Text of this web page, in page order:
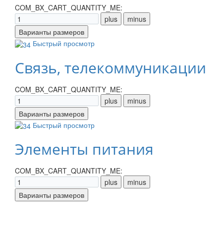
COM_BX_CART_QUANTITY_ME:
Быстрый просмотр
Связь, телекоммуникации
COM_BX_CART_QUANTITY_ME:
Быстрый просмотр
Элементы питания
COM_BX_CART_QUANTITY_ME: